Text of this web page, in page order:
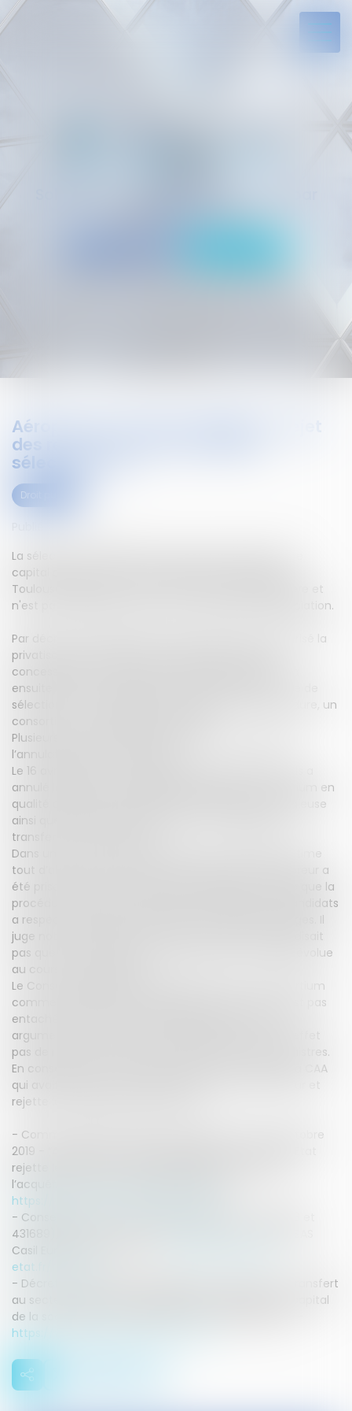
Aéroport de Toulouse-Blagnac : rejet
des recours contre la décision
sélectionnant ...
Droit public
La sélection de l’acquéreur des parts de l’Etat dans le
capital de la société concessionnaire de l’aéroport
Toulouse-Blagnac est issue d'une procédure régulière et
n'est pas entachée d’une erreur manifeste d’appréciation.
Par décret du 11 juillet 2014, le gouvernement a autorisé la
privatisation d’une partie du capital de la société
concessionnaire de l’aéroport Toulouse-Blagnac. Il a
ensuite lancé une procédure d’appel d’offres en vue de
sélectionner un acquéreur. A l’issue de cette procédure, un
consortium a été désigné acquéreur.
Plusieurs syndicats et des particuliers ont demandé
l’annulation de cette décision.
Le 16 avril 2019, la cour administrative d’appel de Paris a
annulé la décision ministérielle désignant le consortium en
qualité d’acquéreur pressenti de la participation litigieuse
ainsi que l’arrêté ministériel fixant les modalités de
transfert au secteur privé.
Dans un arrêt du 9 octobre 2019, le Conseil d’Etat estime
tout d’abord que la décision de sélection de l’acquéreur a
été prise à l’issue d’une procédure régulière. Il relève que la
procédure suivie pour choisir parmi les différents candidats
a respecté les règles définies par le cahier des charges. Il
juge notamment que ce cahier des charges n’interdisait
pas que la composition d’un groupement candidat évolue
au cours de la procédure.
Le Conseil d’Etat juge ensuite que le choix du consortium
comme acquéreur de la participation en cause n’est pas
entaché d’une erreur manifeste d’appréciation. Les
arguments soulevés par les requérants ne sont en effet
pas de nature à remettre en cause le choix des ministres.
En conséquence, le Conseil d’Etat annule l’arrêt de la CAA
qui avait annulé la décision sélectionnant l’acquéreur et
rejette les demandes d’annulation.
- Communiqué de presse du Conseil d’Etat du 9 octobre
2019 - “Aéroport de Toulouse-Blagnac : le Conseil d’Etat
rejette les recours contre la décision sélectionnant
l’acquéreur des parts détenues par l’Etat” -
https://www.conseil-etat.fr/actualite...
- Conseil d’Etat, 9 octobre 2019 (requêtes n° 430538 et
431689), ministre de l'Economie et des Finances et SAS
Casil Europe c/ M. G. et a. -
etat.fr/ressource...
- Décret n° 2014-795 du 11 juillet 2014 autorisant le transfert
au secteur privé d’une participation majoritaire au capital
de la société anonyme Aéroport Toulouse-Blagnac -
https://www.legifrance.gouv.fr/eli/de...